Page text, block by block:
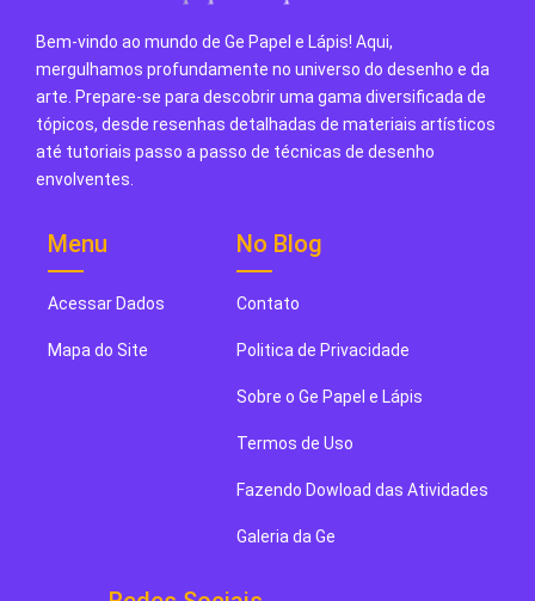
Bem-vindo ao mundo de Ge Papel e Lápis! Aqui,
mergulhamos profundamente no universo do desenho e da
arte. Prepare-se para descobrir uma gama diversificada de
tópicos, desde resenhas detalhadas de materiais artísticos
até tutoriais passo a passo de técnicas de desenho
envolventes.
Menu
Acessar Dados
Mapa do Site
No Blog
Contato
Politica de Privacidade
Sobre o Ge Papel e Lápis
Termos de Uso
Fazendo Dowload das Atividades
Galeria da Ge